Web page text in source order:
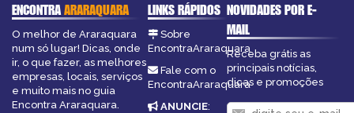
ENCONTRAARARAQUARA
O melhor de Araraquara
num só lugar! Dicas, onde
ir, o que fazer, as melhores
empresas, locais, serviços
e muito mais no guia
Encontra Araraquara.
LINKS RÁPIDOS
Sobre
EncontraAraraquara
Fale com o
EncontraAraraquara
ANUNCIE:
NOVIDADES POR E-
MAIL
Receba grátis as
principais notícias,
dicas e promoções